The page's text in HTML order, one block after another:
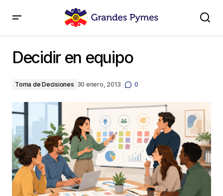
Decidir en equipo
Toma de Decisiones 30 enero, 2013 0